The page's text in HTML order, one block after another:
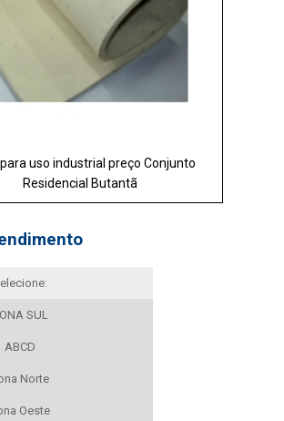
uso industrial preço Conjunto
Residencial Butantã
SUL
ABCD
Norte
Oeste